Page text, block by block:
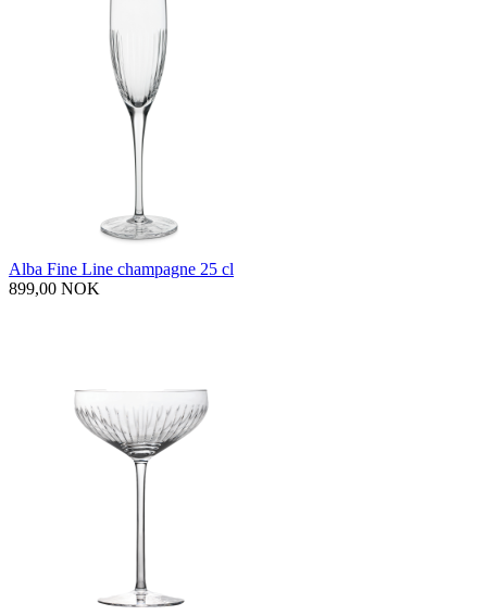
Alba Fine Line champagne 25 cl
899,00 NOK